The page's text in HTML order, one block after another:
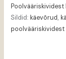
Poolvääriskividest
Sildid: käevõrud,
poolvääriskividest